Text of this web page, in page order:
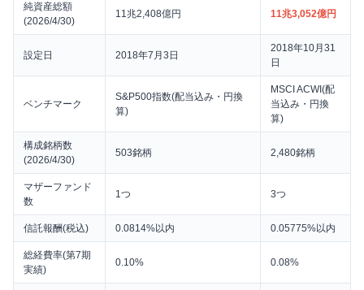
純資産総額
(2026/4/30)
11兆2,408億円 11兆3,052億円
設定日 2018年7月3日
2018年10月31
日
ベンチマーク
S&P500指数(配当込み・円換
算)
MSCI ACWI(配
当込み・円換
算)
構成銘柄数
(2026/4/30)
503銘柄 2,480銘柄
マザーファンド
数
1つ 3つ
信託報酬(税込) 0.0814%以内 0.05775%以内
総経費率(第7期
実績)
0.10% 0.08%